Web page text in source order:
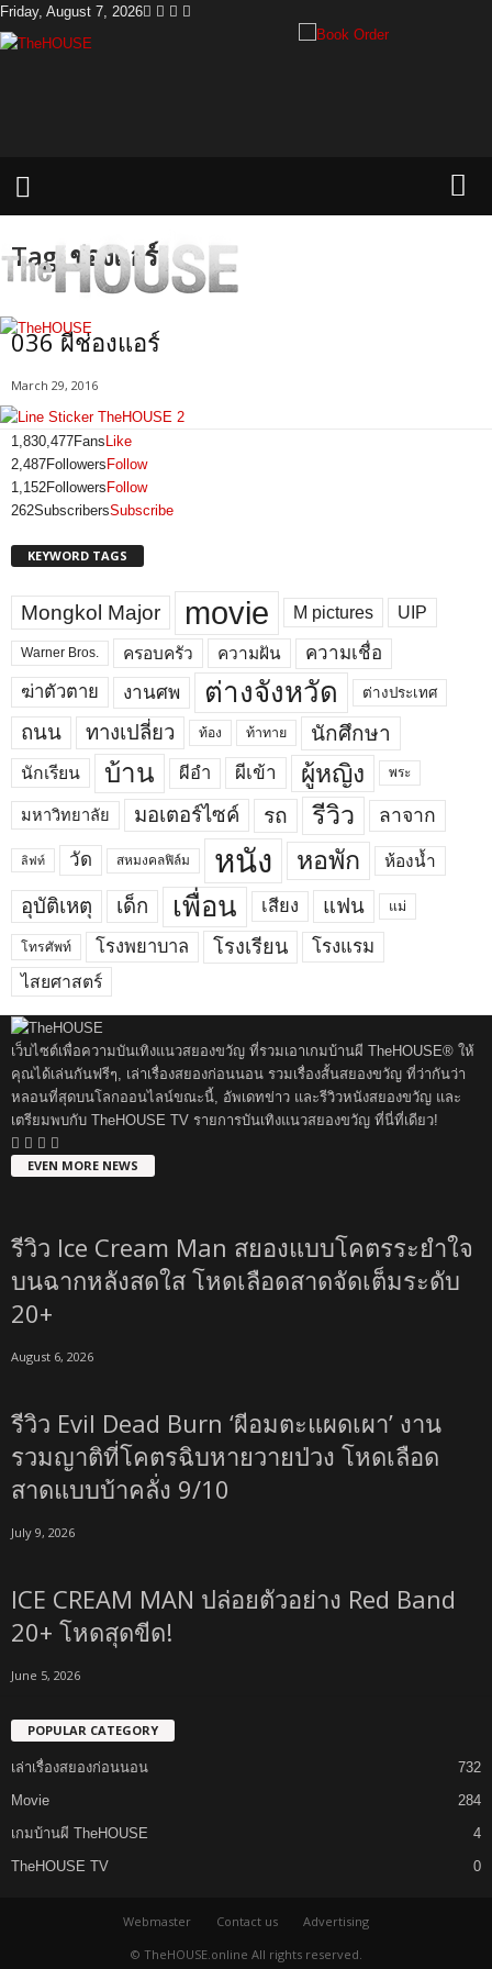
Friday, August 7, 2026
Tag: ช่องแอร์
036 ผีช่องแอร์
March 29, 2016
1,830,477Fans Like
2,487Followers Follow
1,152Followers Follow
262SubscribersSubscribe
KEYWORD TAGS
Mongkol Major movie M pictures UIP
Warner Bros. ครอบครัว ความฝัน
ความเชื่อ
ฆ่าตัวตาย
งานศพ ต่างจังหวัด ต่างประเทศ
ถนน ทางเปลี่ยว ท้อง ท้าทาย นักศึกษา
นักเรียน บ้าน ผีอำ ผีเข้า ผู้หญิง พระ
มหาวิทยาลัย มอเตอร์ไซค์ รถ รีวิว ลาจาก
ลิฟท์ วัด สหมงคลฟิล์ม หนัง หอพัก ห้องน้ำ
อุบัติเหตุ เด็ก เพื่อน เสียง แฟน แม่
โทรศัพท์ โรงพยาบาล โรงเรียน โรงแรม
ไสยศาสตร์
เว็บไซต์เพื่อความบันเทิงแนวสยองขวัญ ที่รวมเอาเกมบ้านผี TheHOUSE® ให้
คุณได้เล่นกันฟรีๆ, เล่าเรื่องสยองก่อนนอน รวมเรื่องสั้นสยองขวัญ ที่ว่ากันว่า
หลอนที่สุดบนโลกออนไลน์ขณะนี้, อัพเดทข่าว และรีวิวหนังสยองขวัญ และ
เตรียมพบกับ TheHOUSE TV รายการบันเทิงแนวสยองขวัญ ที่นี่ที่เดียว!
EVEN MORE NEWS
รีวิว Ice Cream Man สยองแบบโคตรระยำใจ
บนฉากหลังสดใส โหดเลือดสาดจัดเต็มระดับ
20+
August 6, 2026
รีวิว Evil Dead Burn ‘ผีอมตะแผดเผา’ งาน
รวมญาติที่โคตรฉิบหายวายป่วง โหดเลือด
สาดแบบบ้าคลั่ง 9/10
July 9, 2026
ICE CREAM MAN ปล่อยตัวอย่าง Red Band
20+ โหดสุดขีด!
June 5, 2026
POPULAR CATEGORY
เล่าเรื่องสยองก่อนนอน
732
Movie
284
เกมบ้านผี TheHOUSE
4
TheHOUSE TV
0
Webmaster Contact us
Advertising
© TheHOUSE.online All rights reserved.